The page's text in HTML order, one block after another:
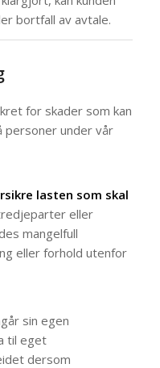
bortfall av avtale.
for skader som kan
under vår
lasten som skal
eller
mangelfull
eller forhold utenfor
sin egen
til eget
dersom